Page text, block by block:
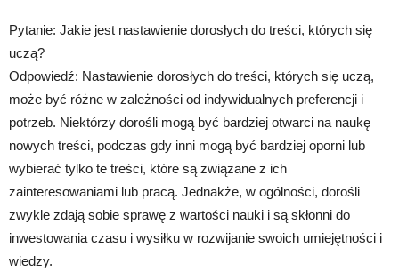
Pytanie: Jakie jest nastawienie dorosłych do treści, których się
uczą?
Odpowiedź: Nastawienie dorosłych do treści, których się uczą,
może być różne w zależności od indywidualnych preferencji i
potrzeb. Niektórzy dorośli mogą być bardziej otwarci na naukę
nowych treści, podczas gdy inni mogą być bardziej oporni lub
wybierać tylko te treści, które są związane z ich
zainteresowaniami lub pracą. Jednakże, w ogólności, dorośli
zwykle zdają sobie sprawę z wartości nauki i są skłonni do
inwestowania czasu i wysiłku w rozwijanie swoich umiejętności i
wiedzy.